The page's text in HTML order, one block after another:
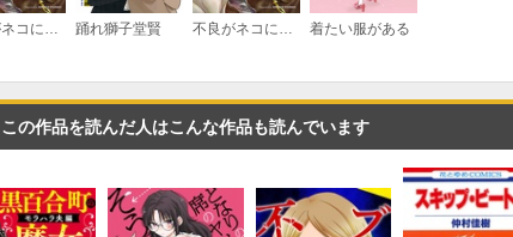
必要ポイント：690
（５）
必要ポイント：690
不良がネコに助けられてく話【分冊版】 踊れ獅子堂賢 不良がネコに助けられてく話【電子単行本】 着たい服がある
この作品を読んだ人はこんな作品も読んでいます